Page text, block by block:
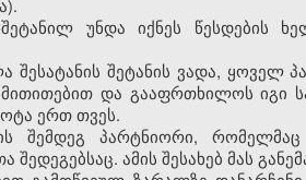
შეტანილ უნდა იქნეს წესდების
შესატანის შეტანის ვადა,
და გააფრთხილოს იგი
ერთ თვეს.
შემდეგ პარტნიორი,
ამის შესახებ მას